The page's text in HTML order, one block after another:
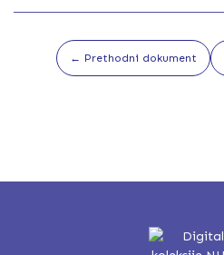
← Prethodni dokument